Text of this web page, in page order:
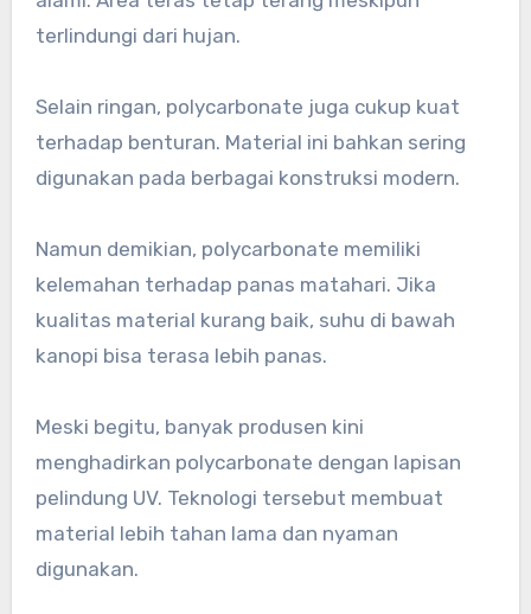
terlindungi dari hujan.
Selain ringan, polycarbonate juga cukup kuat
terhadap benturan. Material ini bahkan sering
digunakan pada berbagai konstruksi modern.
Namun demikian, polycarbonate memiliki
kelemahan terhadap panas matahari. Jika
kualitas material kurang baik, suhu di bawah
kanopi bisa terasa lebih panas.
Meski begitu, banyak produsen kini
menghadirkan polycarbonate dengan lapisan
pelindung UV. Teknologi tersebut membuat
material lebih tahan lama dan nyaman
digunakan.